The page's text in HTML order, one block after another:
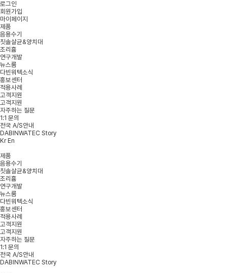
로그인
회원가입
마이페이지
제품
음용수기
칫솔살균&양치대
조리흄
연구개발
뉴스룸
다빈워텍소식
홍보센터
적용사례
고객지원
고객지원
자주하는 질문
1:1 문의
전국 A/S안내
DABINWATEC Story
Kr En
제품
음용수기
칫솔살균&양치대
조리흄
연구개발
뉴스룸
다빈워텍소식
홍보센터
적용사례
고객지원
고객지원
자주하는 질문
1:1 문의
전국 A/S안내
DABINWATEC Story